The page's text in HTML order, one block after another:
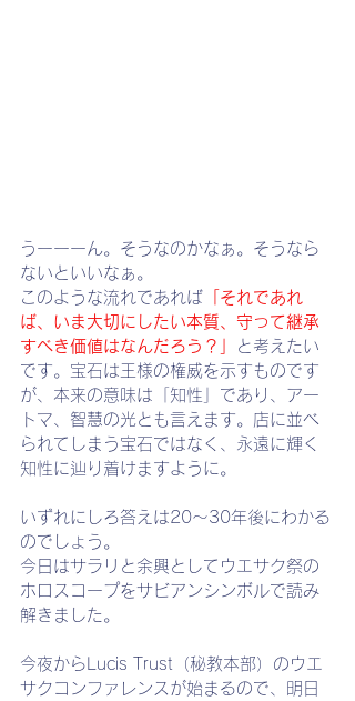
うーーーん。そうなのかなぁ。そうなら
ないといいなぁ。
このような流れであれば 「それであれ
ば、いま大切にしたい本質、守って継承
すべき価値はなんだろう？」
と考えたい
です。宝石は王様の権威を示すものです
が、本来の意味は「知性」であり、アー
トマ、智慧の光とも言えます。店に並べ
られてしまう宝石ではなく、永遠に輝く
知性に辿り着けますように。
いずれにしろ答えは20～30年後にわかる
のでしょう。
今日はサラリと余興としてウエサク祭の
ホロスコープをサビアンシンボルで読み
解きました。
今夜からLucis Trust（秘教本部）のウエ
サクコンファレンスが始まるので、明日